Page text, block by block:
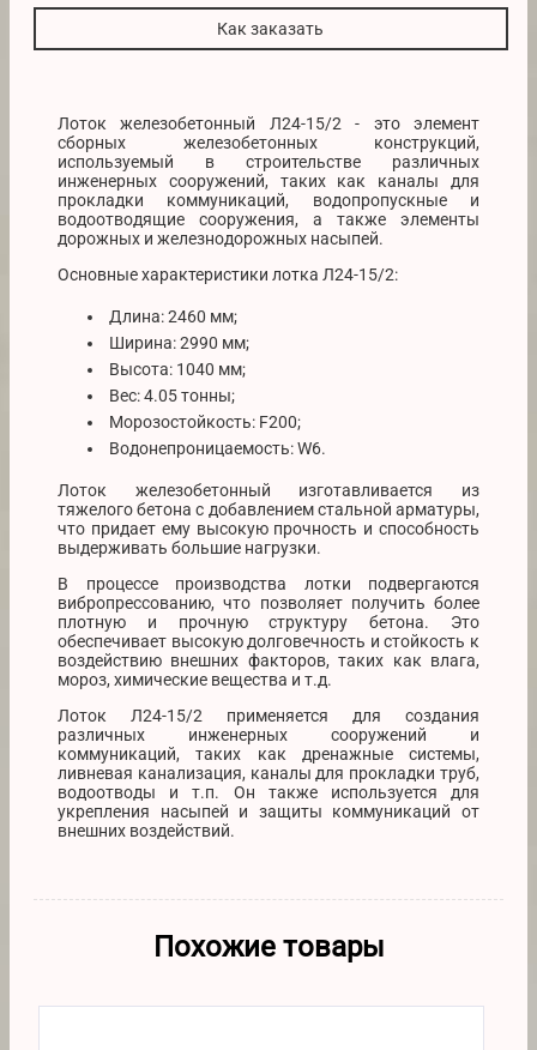
Как заказать
Лоток железобетонный Л24-15/2 - это элемент
сборных железобетонных конструкций,
используемый в строительстве различных
инженерных сооружений, таких как каналы для
прокладки коммуникаций, водопропускные и
водоотводящие сооружения, а также элементы
дорожных и железнодорожных насыпей.
Основные характеристики лотка Л24-15/2:
Длина: 2460 мм;
Ширина: 2990 мм;
Высота: 1040 мм;
Вес: 4.05 тонны;
Морозостойкость: F200;
Водонепроницаемость: W6.
Лоток железобетонный изготавливается из
тяжелого бетона с добавлением стальной арматуры,
что придает ему высокую прочность и способность
выдерживать большие нагрузки.
В процессе производства лотки подвергаются
вибропрессованию, что позволяет получить более
плотную и прочную структуру бетона. Это
обеспечивает высокую долговечность и стойкость к
воздействию внешних факторов, таких как влага,
мороз, химические вещества и т.д.
Лоток Л24-15/2 применяется для создания
различных инженерных сооружений и
коммуникаций, таких как дренажные системы,
ливневая канализация, каналы для прокладки труб,
водоотводы и т.п. Он также используется для
укрепления насыпей и защиты коммуникаций от
внешних воздействий.
Похожие товары